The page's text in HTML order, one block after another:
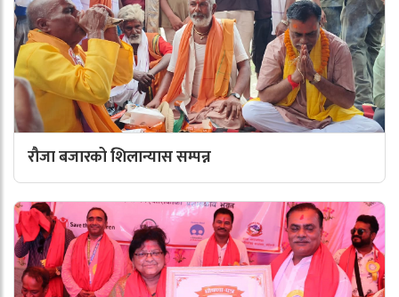
रौजा बजारको शिलान्यास सम्पन्न